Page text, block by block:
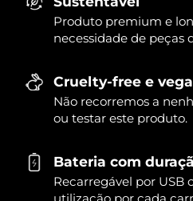
Produto premium e
necessidade de peças
Cruelty-free e
Não recorremos a
ou testar este produto.
Bateria com
Recarregável por USB